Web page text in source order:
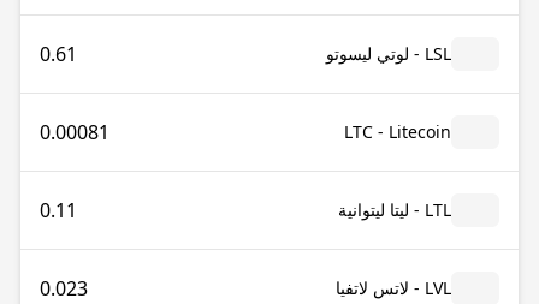
LSL - لوتي ليسوتو 0.61
LTC - Litecoin
0.00081
LTL - ليتا ليتوانية 0.11
LVL - لاتس لاتفيا 0.023